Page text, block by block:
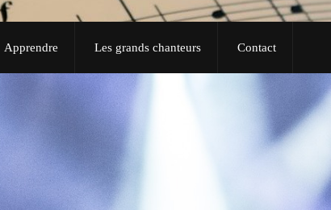
Apprendre Les grands chanteurs Contact